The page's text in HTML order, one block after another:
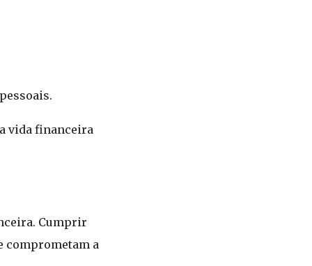
vida financeira
Cumprir
comprometam a